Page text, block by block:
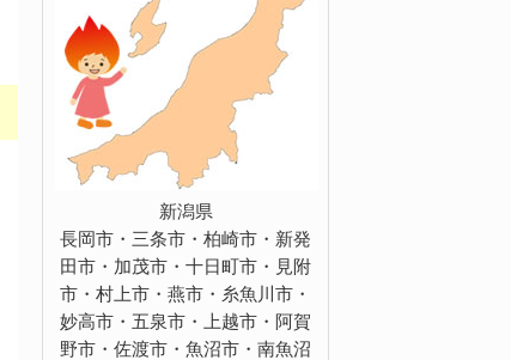
新潟県
長岡市・三条市・柏崎市・新発
田市・加茂市・十日町市・見附
市・村上市・燕市・糸魚川市・
妙高市・五泉市・上越市・阿賀
野市・佐渡市・魚沼市・南魚沼